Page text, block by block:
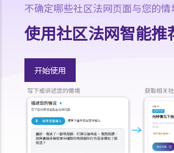
不确定哪些社区法网页面与您的情
使用社区法网智能推
开始使用